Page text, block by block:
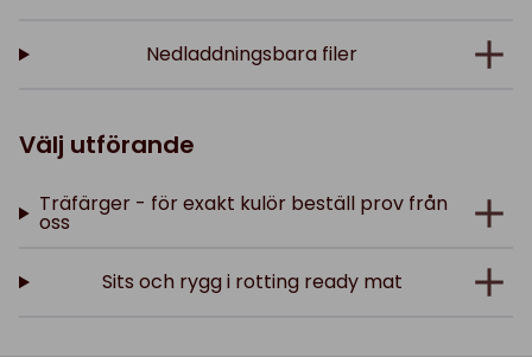
Nedladdningsbara filer
Välj utförande
Träfärger - för exakt kulör beställ prov från
oss
Sits och rygg i rotting ready mat